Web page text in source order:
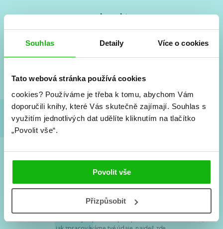
Souhlas Detaily Více o cookies
Tato webová stránka používá cookies
cookies? Používáme je třeba k tomu, abychom Vám
doporučili knihy, které Vás skutečně zajímají. Souhlas s
využitím jednotlivých dat udělíte kliknutím na tlačítko
„Povolit vše“.
Povolit vše
Přizpůsobit
Vše kolem #youngadult každý měsíc rovnou do mailu!
a seriálové adaptace a další.
Souhlasím spodmínkami zpracování osobních údajů
Tvá e-mailová adresa je u nás v bezpečí. Přečti si